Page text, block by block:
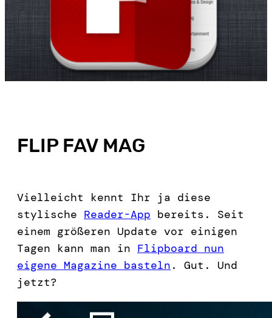
FLIP FAV MAG
Vielleicht kennt Ihr ja diese
stylische Reader-App bereits. Seit
einem größeren Update vor einigen
Tagen kann man in Flipboard nun
eigene Magazine basteln . Gut. Und
jetzt?